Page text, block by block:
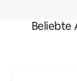
Beliebte